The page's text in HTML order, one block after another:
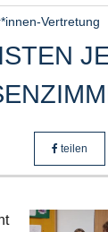
Vertretung
teilen